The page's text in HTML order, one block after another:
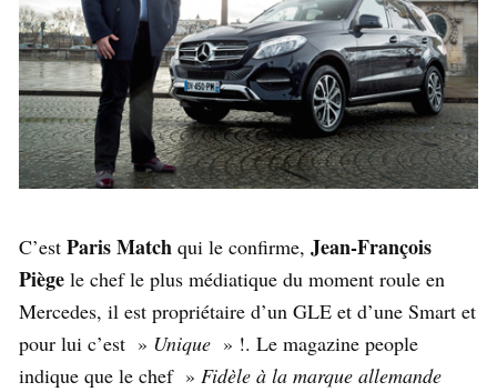
C’est Paris Match qui le confirme, Jean-François
Piège le chef le plus médiatique du moment roule en
Mercedes, il est propriétaire d’un GLE et d’une Smart et
pour lui c’est » Unique » !. Le magazine people
indique que le chef » Fidèle à la marque allemande